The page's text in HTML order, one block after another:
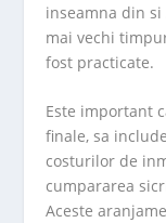
inseamna din si
mai vechi
fost practicate.
Este important
finale, sa
costurilor de
cumpararea
Aceste